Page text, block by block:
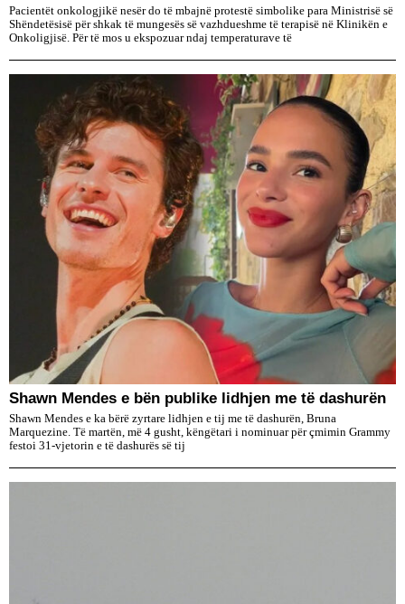
Pacientët onkologjikë nesër do të mbajnë protestë simbolike para Ministrisë së
Shëndetësisë për shkak të mungesës së vazhdueshme të terapisë në Klinikën e
Onkoligjisë. Për të mos u ekspozuar ndaj temperaturave të
​Shawn Mendes e bën publike lidhjen me të dashurën
Shawn Mendes e ka bërë zyrtare lidhjen e tij me të dashurën, Bruna
Marquezine. Të martën, më 4 gusht, këngëtari i nominuar për çmimin Grammy
festoi 31-vjetorin e të dashurës së tij